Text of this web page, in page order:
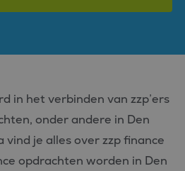
in het verbinden van zzp’ers
onder andere in Den
vind je alles over zzp finance
opdrachten worden in Den